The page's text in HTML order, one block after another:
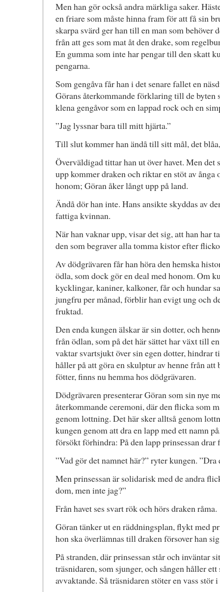
Men han gör också andra märkliga saker.
en friare som måste hinna fram för att få sin
skarpa svärd ger han till en man som
från att ges som mat åt den drake, som
En gumma som inte har pengar till den skatt
pengarna.
Som gengåva får han i det senare fallet en
Görans återkommande förklaring till de byten
klena gengåvor som en lappad rock och en
”Jag lyssnar bara till mitt hjärta.”
Till slut kommer han ändå till sitt mål, det
Överväldigad tittar han ut över havet. Men
upp kommer draken och riktar en stöt av
honom; Göran åker långt upp på land.
Ändå dör han inte. Hans ansikte skyddas av
fattiga kvinnan.
När han vaknar upp, visar det sig, att han har
den som begraver alla tomma kistor efter
Av dödgrävaren får han höra den hemska
ödla, som dock gör en deal med honom. Om
kycklingar, kaniner, kalkoner, får och hundar
jungfru per månad, förblir han evigt ung och
fruktad.
Den enda kungen älskar är sin dotter, och
från ödlan, som på det här sättet har växt till
vaktar svartsjukt över sin egen dotter, hindrar
håller på att göra en skulptur av henne från
fötter, finns nu hemma hos dödgrävaren.
Dödgrävaren presenterar Göran som sin nye
återkommande ceremoni, där den flicka som
genom lottning. Det här sker alltså genom
kungen genom att dra en lapp med ett namn
försökt förhindra: På den lapp prinsessan drar
”Vad gör det namnet här?” ryter kungen. ”Dra
Men prinsessan är solidarisk med de andra
dom, men inte jag?”
Från havet ses svart rök och hörs draken råma.
Göran tänker ut en räddningsplan, flykt med
hon ska överlämnas till draken försover han
På stranden, där prinsessan står och inväntar
träsnidaren, som sjunger, och sången håller
avvaktande. Så träsnidaren stöter en vass stör